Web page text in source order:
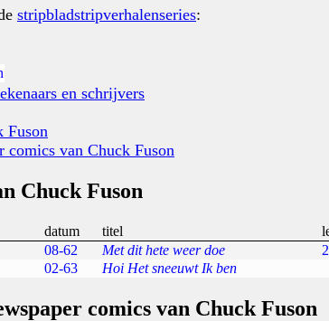
stripbladstripverhalenseries:
en schrijvers
Fuson
comics van Chuck Fuson
Chuck Fuson
datum titel
08-62 Met dit hete weer doe 2
02-63 Hoi Het sneeuwt Ik ben
comics van Chuck Fuson